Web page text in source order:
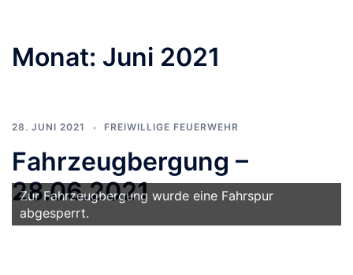
Monat: Juni 2021
28. JUNI 2021 FREIWILLIGE FEUERWEHR
Fahrzeugbergung –
28.06.2021
Zur Fahrzeugbergung wurde eine Fahrspur
abgesperrt.